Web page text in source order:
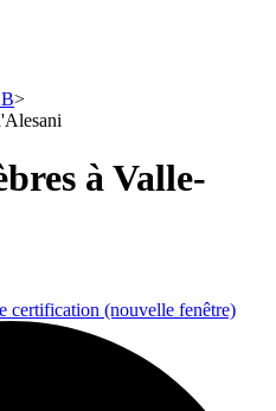
à Valle-
certification (nouvelle fenêtre)